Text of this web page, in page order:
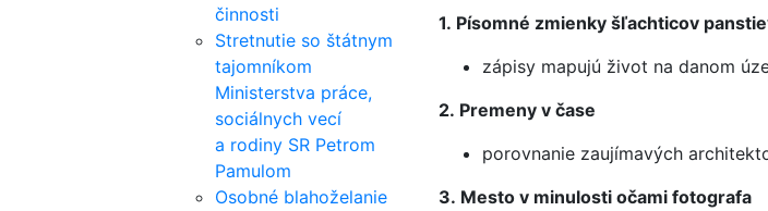
činnosti
Stretnutie so štátnym
tajomníkom
Ministerstva práce,
sociálnych vecí
a rodiny SR Petrom
Pamulom
Osobné blahoželanie
1. Písomné zmienky šľachticov
zápisy mapujú život na danom
2. Premeny v čase
porovnanie zaujímavých
3. Mesto v minulosti očami fotografa